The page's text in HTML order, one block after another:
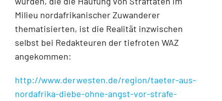
Milieu nordafrikanischer Zuwanderer
thematisierten, ist die Realität inzwischen
selbst bei Redakteuren der tiefroten WAZ
angekommen:
http://www.derwesten.de/region/taeter-aus-
nordafrika-diebe-ohne-angst-vor-strafe-